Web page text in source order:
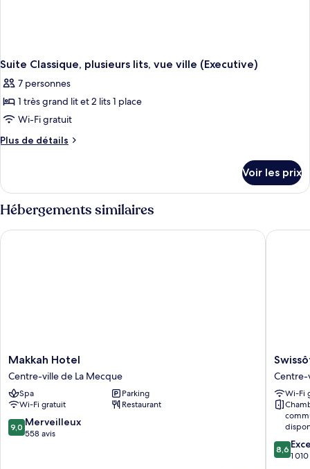
Suite Classique, plusieurs lits, vue ville (Executive)
7 personnes
1 très grand lit et 2 lits 1 place
Wi-Fi gratuit
Plus de détails
Plus
le
type
de
chambre
Suite
Voir les prix
Hébergements similaires
Makkah
Hotel
Centre-
ville
de
La
Mecque
Makkah Hotel
Centre-ville de La Mecque
Spa
Parking
Wi-Fi gratuit
Restaurant
9.0
sur
9,0 Merveilleux
558 avis
Makkah Hotel
Al
Maqam
Makkah
Centre-
ville
La
Mecque
Centre-
Wi-Fi
8.6
sur
8,6
1